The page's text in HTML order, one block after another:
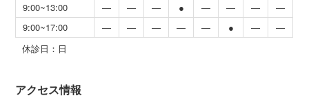
9:00~13:00
― ― ― ● ― ― ―
―
9:00~17:00
― ― ― ― ― ● ―
―
休診日：日
アクセス情報